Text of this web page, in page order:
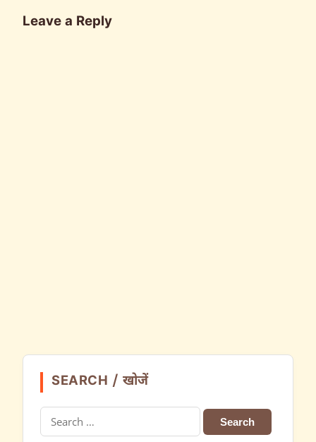
Leave a Reply
SEARCH / खोजें
Search
for: